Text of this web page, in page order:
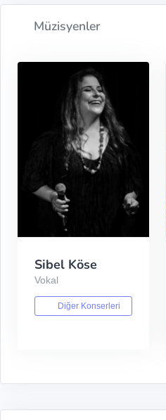
Müzisyenler
Sibel Köse
Vokal
Diğer Konserleri